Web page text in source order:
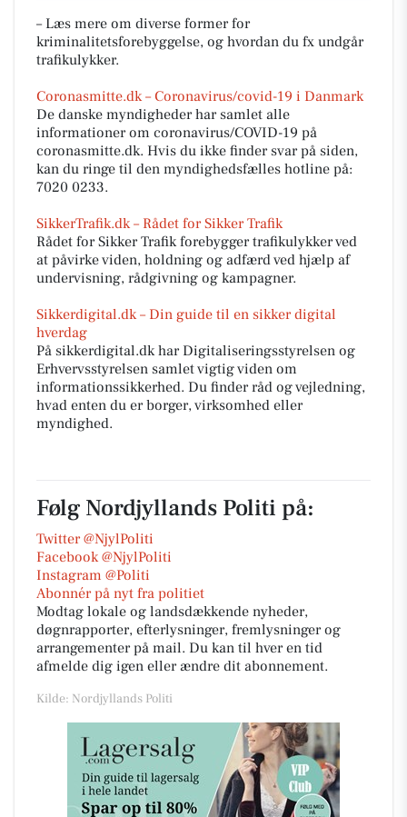
– Læs mere om diverse former for
kriminalitetsforebyggelse, og hvordan du fx undgår
trafikulykker.
Coronasmitte.dk – Coronavirus/covid-19 i Danmark
De danske myndigheder har samlet alle
informationer om coronavirus/COVID-19 på
coronasmitte.dk. Hvis du ikke finder svar på siden,
kan du ringe til den myndighedsfælles hotline på:
7020 0233.
SikkerTrafik.dk – Rådet for Sikker Trafik
Rådet for Sikker Trafik forebygger trafikulykker ved
at påvirke viden, holdning og adfærd ved hjælp af
undervisning, rådgivning og kampagner.
Sikkerdigital.dk – Din guide til en sikker digital
hverdag
På sikkerdigital.dk har Digitaliseringsstyrelsen og
Erhvervsstyrelsen samlet vigtig viden om
informationssikkerhed. Du finder råd og vejledning,
hvad enten du er borger, virksomhed eller
myndighed.
Følg Nordjyllands Politi på:
Twitter @NjylPoliti
Facebook @NjylPoliti
Instagram @Politi
Abonnér på nyt fra politiet
Modtag lokale og landsdækkende nyheder,
døgnrapporter, efterlysninger, fremlysninger og
arrangementer på mail. Du kan til hver en tid
afmelde dig igen eller ændre dit abonnement.
Kilde: Nordjyllands Politi